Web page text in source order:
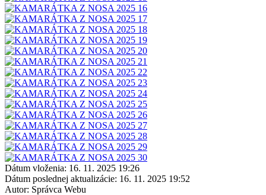
Dátum vloženia: 16. 11. 2025 19:26
Dátum poslednej aktualizácie: 16. 11. 2025 19:52
Autor: Správca Webu